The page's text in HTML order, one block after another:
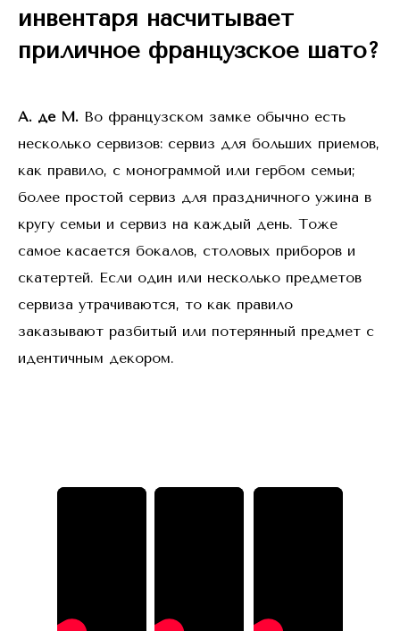
инвентаря насчитывает
приличное французское шато?
А. де М. Во французском замке обычно есть
несколько сервизов: сервиз для больших приемов,
как правило, с монограммой или гербом семьи;
более простой сервиз для праздничного ужина в
кругу семьи и сервиз на каждый день. Тоже
самое касается бокалов, столовых приборов и
скатертей. Если один или несколько предметов
сервиза утрачиваются, то как правило
заказывают разбитый или потерянный предмет с
идентичным декором.